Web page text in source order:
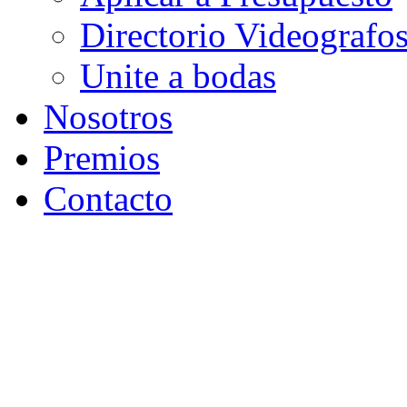
Directorio
Unite a bodas
Nosotros
Premios
Contacto